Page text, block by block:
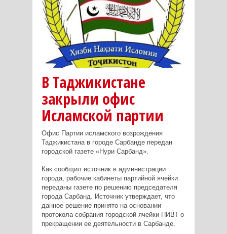
В Таджикистане
закрыли офис
Исламской партии
Офис Партии исламского возрождения
Таджикистана в городе Сарбанде передан
городской газете «Нури Сарбанд».
Как сообщил источник в администрации
города, рабочие кабинеты партийной ячейки
переданы газете по решению председателя
города Сарбанд. Источник утверждает, что
данное решение принято на основании
протокола собрания городской ячейки ПИВТ о
прекращении ее деятельности в Сарбанде.